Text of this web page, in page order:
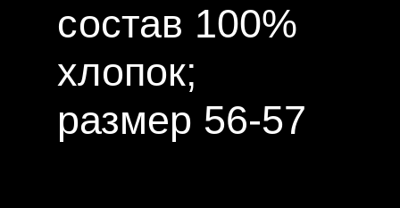
состав 100%
хлопок;
размер 56-57